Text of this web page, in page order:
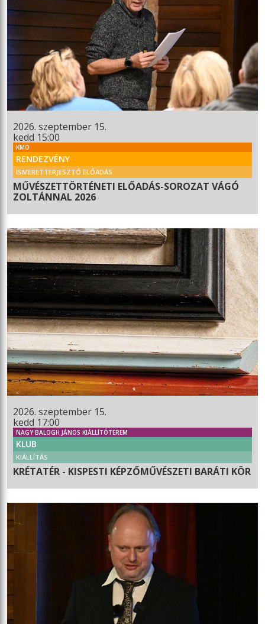
2026. szeptember 15.
kedd 15:00
KMO
RENDEZVÉNY
ISMERETTERJESZTŐ ELŐADÁS
MŰVÉSZETTÖRTÉNETI ELŐADÁS-SOROZAT VÁGÓ
ZOLTÁNNAL 2026
2026. szeptember 15.
kedd 17:00
NAGY BALOGH JÁNOS KIÁLLÍTÓTEREM
KLUB
KIÁLLÍTÁS
KRÉTATÉR - KISPESTI KÉPZŐMŰVÉSZETI BARÁTI KÖR